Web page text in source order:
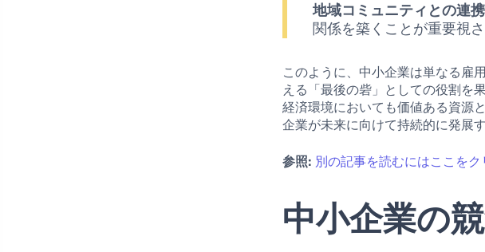
地域コミュニティとの連携
関係を築くことが重要視
このように、中小企業は単なる雇
える「最後の砦」としての役割を
経済環境においても価値ある資源
企業が未来に向けて持続的に発展
参照: 別の記事を読むにはここを
中小企業の